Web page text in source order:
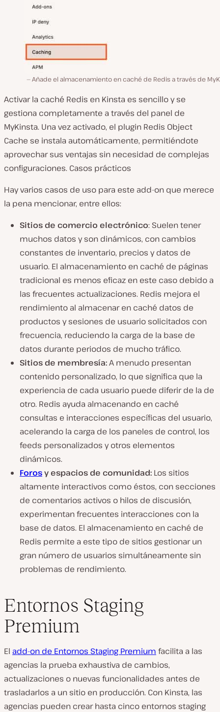
Añade el almacenamiento en caché de Redis a través de
Activar la caché Redis en Kinsta es sencillo y se
gestiona completamente a través del panel de
MyKinsta. Una vez activado, el plugin Redis Object
Cache se instala automáticamente, permitiéndote
aprovechar sus ventajas sin necesidad de complejas
configuraciones. Casos prácticos
Hay varios casos de uso para este add-on que merece
la pena mencionar, entre ellos:
Sitios de comercio electrónico: Suelen tener
muchos datos y son dinámicos, con cambios
constantes de inventario, precios y datos de
usuario. El almacenamiento en caché de páginas
tradicional es menos eficaz en este caso debido a
las frecuentes actualizaciones. Redis mejora el
rendimiento al almacenar en caché datos de
productos y sesiones de usuario solicitados con
frecuencia, reduciendo la carga de la base de
datos durante periodos de mucho tráfico.
Sitios de membresía:A menudo presentan
contenido personalizado, lo que significa que la
experiencia de cada usuario puede diferir de la de
otro. Redis ayuda almacenando en caché
consultas e interacciones específicas del usuario,
acelerando la carga de los paneles de control, los
feeds personalizados y otros elementos
dinámicos.
Forosy espacios de comunidad: Los sitios
altamente interactivos como éstos, con secciones
de comentarios activos o hilos de discusión,
experimentan frecuentes interacciones con la
base de datos. El almacenamiento en caché de
Redis permite a este tipo de sitios gestionar un
gran número de usuarios simultáneamente sin
problemas de rendimiento.
Entornos Staging
Premium
El add-on de Entornos Staging Premium facilita a las
agencias la prueba exhaustiva de cambios,
actualizaciones o nuevas funcionalidades antes de
trasladarlos a un sitio en producción. Con Kinsta, las
agencias pueden crear hasta cinco entornos staging